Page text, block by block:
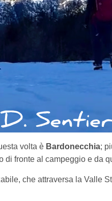
volta è Bardonecchia;
di fronte al campeggio e da
che attraversa la Valle